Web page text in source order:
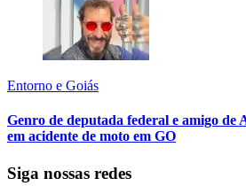
Entorno e Goiás
Genro de deputada federal e amigo
em acidente de moto em GO
Siga nossas redes